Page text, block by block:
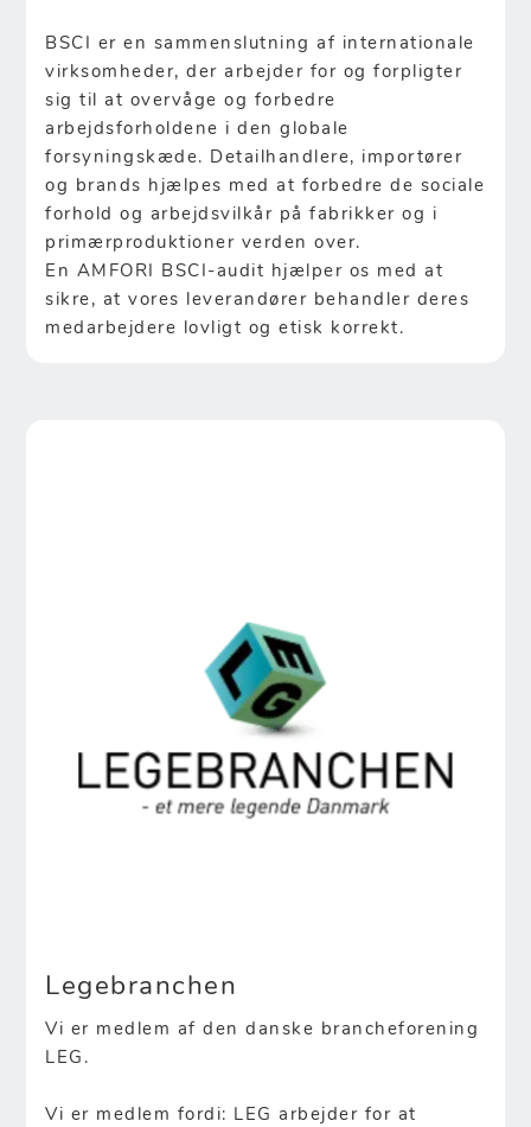
BSCI er en sammenslutning af internationale
virksomheder, der arbejder for og forpligter
sig til at overvåge og forbedre
arbejdsforholdene i den globale
forsyningskæde. Detailhandlere, importører
og brands hjælpes med at forbedre de sociale
forhold og arbejdsvilkår på fabrikker og i
primærproduktioner verden over.
En AMFORI BSCI-audit hjælper os med at
sikre, at vores leverandører behandler deres
medarbejdere lovligt og etisk korrekt.
Legebranchen
Vi er medlem af den danske brancheforening
LEG.
Vi er medlem fordi: LEG arbejder for at